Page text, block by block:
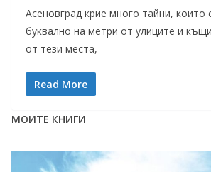
Асеновград крие много тайни, които
буквално на метри от улиците и
от тези места,
Read More
МОИТЕ КНИГИ